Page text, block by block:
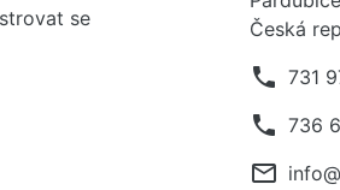
se
Česká
phone 731
phone 736
mail_outline